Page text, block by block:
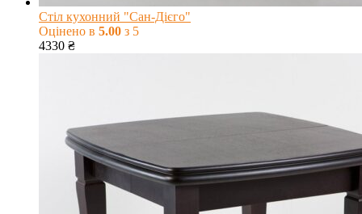
Стіл кухонний "Сан-Дієго"
Оцінено в 5.00 з 5
4330 ₴